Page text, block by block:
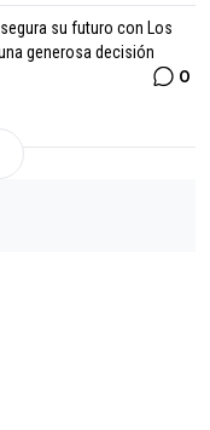
su futuro con Los
generosa decisión
0